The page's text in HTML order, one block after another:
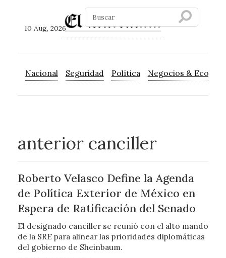
10 Aug, 2026
Nacional Seguridad Política Negocios &
anterior canciller
Roberto Velasco Define la Agenda
de Política Exterior de México en
Espera de Ratificación del Senado
El designado canciller se reunió con el alto mando
de la SRE para alinear las prioridades diplomáticas
del gobierno de Sheinbaum.